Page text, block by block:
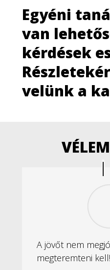
Egyéni
van
kérdések
velünk a
A jövőt nem
megteremteni kell!